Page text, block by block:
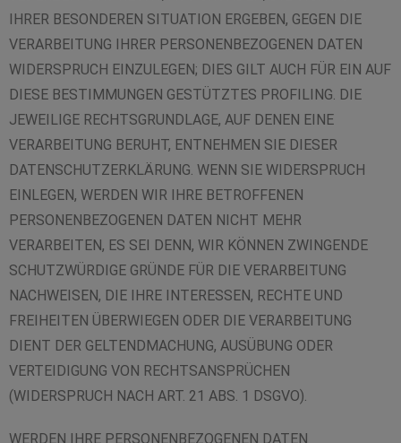
IHRER BESONDEREN SITUATION ERGEBEN, GEGEN DIE
VERARBEITUNG IHRER PERSONENBEZOGENEN DATEN
WIDERSPRUCH EINZULEGEN; DIES GILT AUCH FÜR EIN AUF
DIESE BESTIMMUNGEN GESTÜTZTES PROFILING. DIE
JEWEILIGE RECHTSGRUNDLAGE, AUF DENEN EINE
VERARBEITUNG BERUHT, ENTNEHMEN SIE DIESER
DATENSCHUTZERKLÄRUNG. WENN SIE WIDERSPRUCH
EINLEGEN, WERDEN WIR IHRE BETROFFENEN
PERSONENBEZOGENEN DATEN NICHT MEHR
VERARBEITEN, ES SEI DENN, WIR KÖNNEN ZWINGENDE
SCHUTZWÜRDIGE GRÜNDE FÜR DIE VERARBEITUNG
NACHWEISEN, DIE IHRE INTERESSEN, RECHTE UND
FREIHEITEN ÜBERWIEGEN ODER DIE VERARBEITUNG
DIENT DER GELTENDMACHUNG, AUSÜBUNG ODER
VERTEIDIGUNG VON RECHTSANSPRÜCHEN
(WIDERSPRUCH NACH ART. 21 ABS. 1 DSGVO).
WERDEN IHRE PERSONENBEZOGENEN DATEN